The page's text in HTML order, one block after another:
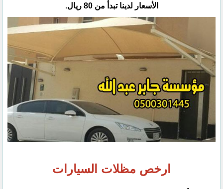
الأسعار لدينا تبدأ من 80 ريال.‏
ارخص مظلات السيارات